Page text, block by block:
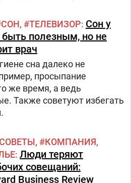
говорит, что есть
и менее
следует избегать,
серьезные
СОН ТЕЛЕВИЗОР Сон у
полезным, но не
врач
сна далеко не
просыпание
же время, а ведь
Также советуют избегать
СОВЕТЫ
КОМПАНИЯ
Люди теряют
совещаний:
Business Review